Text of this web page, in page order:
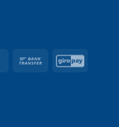
Eps
Bank